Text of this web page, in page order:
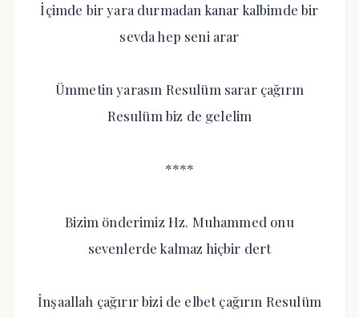
İçimde bir yara durmadan kanar kalbimde bir
sevda hep seni arar
Ümmetin yarasın Resulüm sarar çağırın
Resulüm biz de gelelim
****
Bizim önderimiz Hz. Muhammed onu
sevenlerde kalmaz hiçbir dert
İnşaallah çağırır bizi de elbet çağırın Resulüm